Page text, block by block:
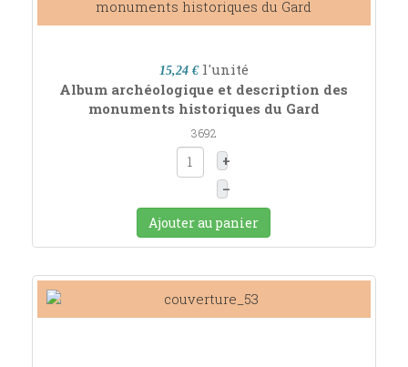
15,24 € l'unité
Album archéologique et description des
monuments historiques du Gard
3692
+
–
Ajouter au panier